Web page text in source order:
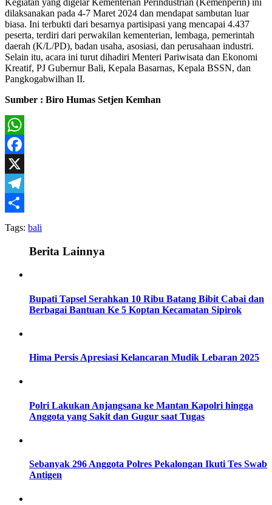
dilaksanakan pada 4-7 Maret 2024 dan mendapat sambutan luar
biasa. Ini terbukti dari besarnya partisipasi yang mencapai 4.437
peserta, terdiri dari perwakilan kementerian, lembaga, pemerintah
daerah (K/L/PD), badan usaha, asosiasi, dan perusahaan industri.
Selain itu, acara ini turut dihadiri Menteri Pariwisata dan Ekonomi
Kreatif, PJ Gubernur Bali, Kepala Basarnas, Kepala BSSN, dan
Pangkogabwilhan II.
Sumber : Biro Humas Setjen Kemhan
WhatsApp
Facebook
X
Telegram
Share
Tags: bali
Berita Lainnya
Bupati Tapsel Serahkan 10 Ribu Batang Bibit Cabai dan
Berbagai Bantuan Ke 5 Koptan Kecamatan Sipirok
Hima Persis Apresiasi Kelancaran Mudik Lebaran 2025
Polri Lakukan Anjangsana ke Mantan Kapolri hingga
Anggota yang Sakit dan Gugur saat Tugas
Sebanyak 296 Anggota Polres Pekalongan Ikuti Tes Swab
Antigen